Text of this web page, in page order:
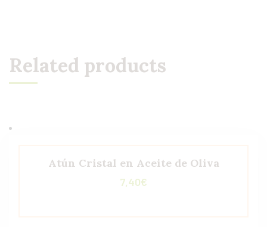
Related products
Atún Cristal en Aceite de Oliva
7,40€